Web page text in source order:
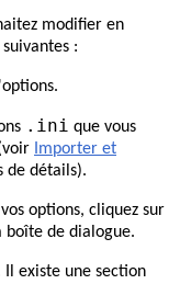
modifier en
:
.ini que vous
Importer et
de détails).
options, cliquez sur
de dialogue.
existe une section